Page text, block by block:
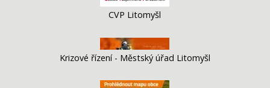
CVP Litomyšl
Krizové řízení - Městský úřad Litomyšl